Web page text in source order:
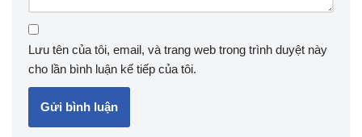
Lưu tên của tôi, email, và trang web trong trình duyệt này
cho lần bình luận kế tiếp của tôi.